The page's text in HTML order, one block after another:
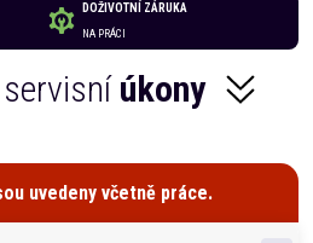
DOŽIVOTNÍ ZÁRUKA
NA PRÁCI
úkony
uvedeny včetně práce.